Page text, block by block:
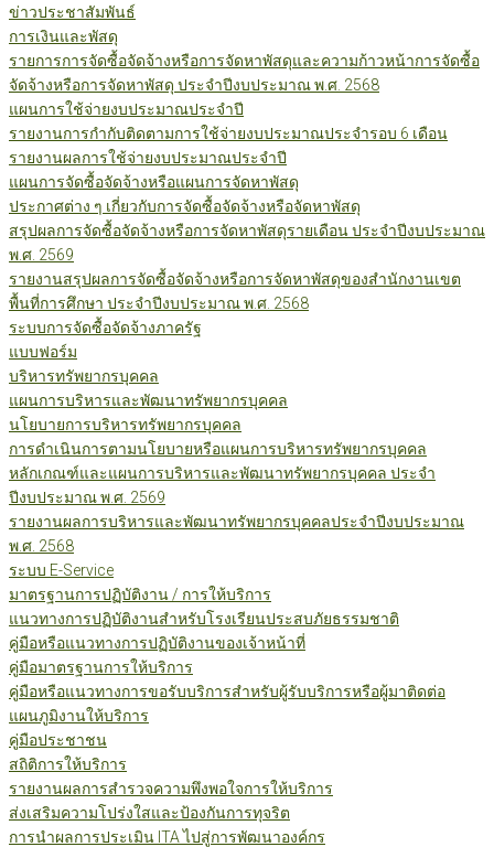
ข่าวประชาสัมพันธ์
การเงินและพัสดุ
รายการการจัดซื้อจัดจ้างหรือการจัดหาพัสดุและความก้าวหน้าการจัดซื้อ
จัดจ้างหรือการจัดหาพัสดุ ประจำปีงบประมาณ พ.ศ. 2568
แผนการใช้จ่ายงบประมาณประจำปี
รายงานการกำกับติดตามการใช้จ่ายงบประมาณประจำรอบ 6 เดือน
รายงานผลการใช้จ่ายงบประมาณประจำปี
แผนการจัดซื้อจัดจ้างหรือแผนการจัดหาพัสดุ
ประกาศต่าง ๆ เกี่ยวกับการจัดซื้อจัดจ้างหรือจัดหาพัสดุ
สรุปผลการจัดซื้อจัดจ้างหรือการจัดหาพัสดุรายเดือน ประจำปีงบประมาณ
พ.ศ. 2569
รายงานสรุปผลการจัดซื้อจัดจ้างหรือการจัดหาพัสดุของสำนักงานเขต
พื้นที่การศึกษา ประจำปีงบประมาณ พ.ศ. 2568
ระบบการจัดซื้อจัดจ้างภาครัฐ
แบบฟอร์ม
บริหารทรัพยากรบุคคล
แผนการบริหารและพัฒนาทรัพยากรบุคคล
นโยบายการบริหารทรัพยากรบุคคล
การดำเนินการตามนโยบายหรือแผนการบริหารทรัพยากรบุคคล
หลักเกณฑ์และแผนการบริหารและพัฒนาทรัพยากรบุคคล ประจำ
ปีงบประมาณ พ.ศ. 2569
รายงานผลการบริหารและพัฒนาทรัพยากรบุคคลประจำปีงบประมาณ
พ.ศ. 2568
ระบบ E-Service
มาตรฐานการปฏิบัติงาน / การให้บริการ
แนวทางการปฏิบัติงานสำหรับโรงเรียนประสบภัยธรรมชาติ
คู่มือหรือแนวทางการปฏิบัติงานของเจ้าหน้าที่
คู่มือมาตรฐานการให้บริการ
คู่มือหรือแนวทางการขอรับบริการสำหรับผู้รับบริการหรือผู้มาติดต่อ
แผนภูมิงานให้บริการ
คู่มือประชาชน
สถิติการให้บริการ
รายงานผลการสำรวจความพึงพอใจการให้บริการ
ส่งเสริมความโปร่งใสและป้องกันการทุจริต
การนำผลการประเมิน ITA ไปสู่การพัฒนาองค์กร